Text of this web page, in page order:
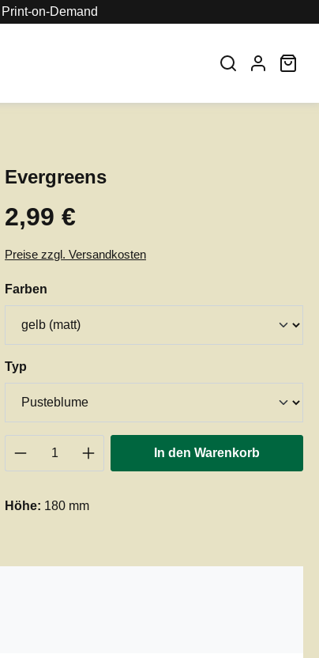
Print-on-Demand
Evergreens
Regulärer Preis:
2,99 €
Preise zzgl. Versandkosten
Farben
Typ
Produkt Anzahl: Gib den
In den Warenkorb
Höhe: 180 mm